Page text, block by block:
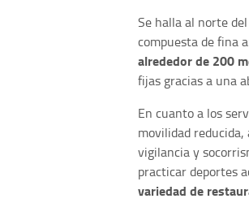
Se halla al norte
compuesta de fina
alrededor de 200
fijas gracias a una
En cuanto a los
movilidad reducida,
vigilancia y
practicar deportes
variedad de